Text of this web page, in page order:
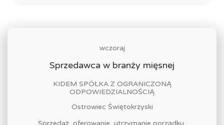
wczoraj
Sprzedawca w branży mięsnej
KIDEM SPÓŁKA Z OGRANICZONĄ
ODPOWIEDZIALNOŚCIĄ
Ostrowiec Świętokrzyski
Sprzedaż, oferowanie, utrzymanie porządku,